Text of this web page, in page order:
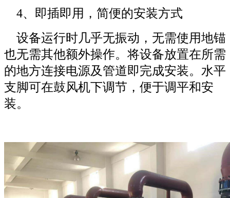
4、即插即用，简便的安装方式
设备运行时几乎无振动，无需使用地锚
也无需其他额外操作。 将设备放置在所需
的地方连接电源及管道即完成安装。 水平
支脚可在鼓风机下调节，便于调平和安
装。